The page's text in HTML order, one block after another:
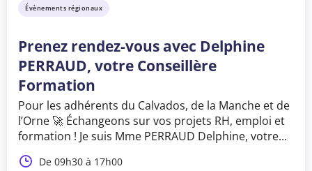
Évènements régionaux
Prenez rendez-vous avec Delphine
PERRAUD, votre Conseillère
Formation
Pour les adhérents du Calvados, de la Manche et de
l’Orne 🚀 Échangeons sur vos projets RH, emploi et
formation ! Je suis Mme PERRAUD Delphine, votre...
De 09h30 à 17h00